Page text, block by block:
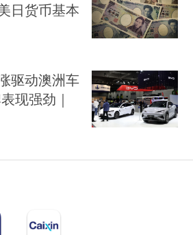
日货币基本
驱动澳洲车
现强劲｜